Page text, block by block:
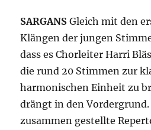
SARGANS Gleich mit den
Klängen der jungen
dass es Chorleiter Harri
die rund 20 Stimmen zur
harmonischen Einheit zu
drängt in den Vordergrund.
zusammen gestellte